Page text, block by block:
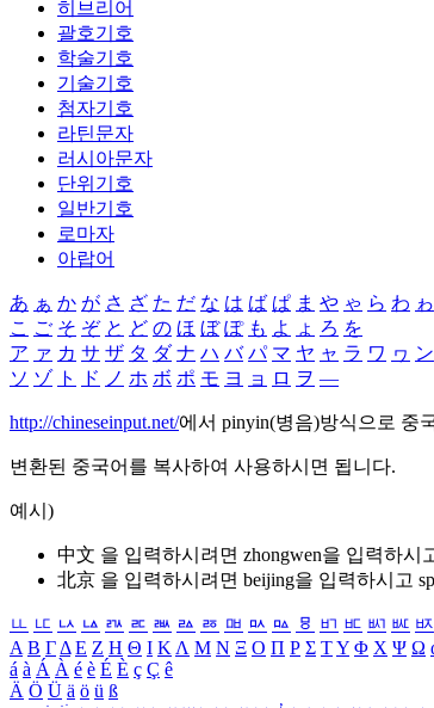
히브리어
괄호기호
학술기호
기술기호
첨자기호
라틴문자
러시아문자
단위기호
일반기호
로마자
아랍어
あ ぁ か が さ ざ た だ な は ば ぱ ま や ゃ ら わ ゎ
こ ご そ ぞ と ど の ほ ぼ ぽ も よ ょ ろ を
ア ァ カ サ ザ タ ダ ナ ハ バ パ マ ヤ ャ ラ ワ ヮ ン
ソ ゾ ト ド ノ ホ ボ ポ モ ヨ ョ ロ ヲ ―
http://chineseinput.net/에서 pinyin(병음)방식으로 중
변환된 중국어를 복사하여 사용하시면 됩니다.
예시)
中文 을 입력하시려면 zhongwen을 입력하시
北京 을 입력하시려면 beijing을 입력하시고
ㅥ ㅦ ㅧ ㅨ ㅩ ㅪ ㅫ ㅬ ㅭ ㅮ ㅯ ㅰ ㅱ ㅲ ㅳ ㅴ ㅵ ㅶ
Α Β ΓΔ Ε Ζ Η Θ Ι ΚΛ Μ Ν Ξ Ο Π Ρ Σ ΤΥ Φ Χ Ψ Ω
á à Á À é è É È ç Ç ê
Ä Ö Ü ä ö ü ß